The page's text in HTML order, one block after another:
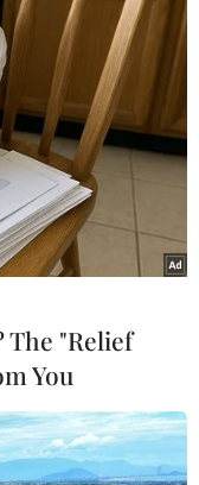
“tái định hình”
Israel liên quan
căng thẳng
định cư mới tại
The "Relief
You